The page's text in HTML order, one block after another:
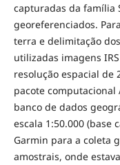
capturadas da família
georeferenciados.
terra e delimitação
utilizadas imagens
resolução espacial de
pacote computacional
banco de dados
escala 1:50.000 (base
Garmin para a coleta
amostrais, onde